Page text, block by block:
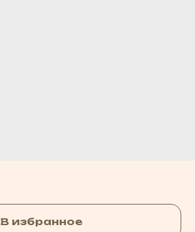
В избранное